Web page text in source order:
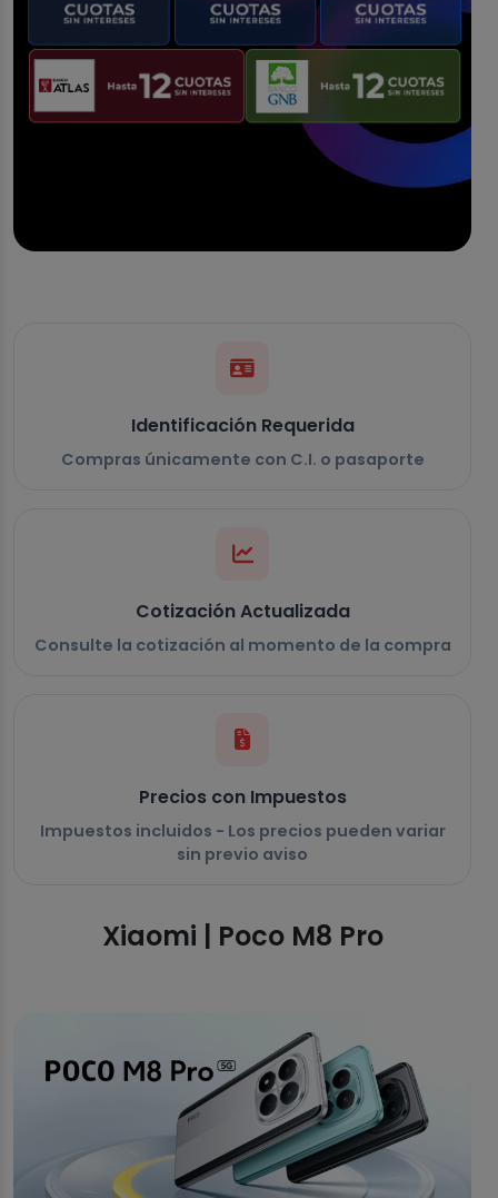
Identificación Requerida
Compras únicamente con C.I. o pasaporte
Cotización Actualizada
Consulte la cotización al momento de la compra
Precios con Impuestos
Impuestos incluidos - Los precios pueden variar
sin previo aviso
Xiaomi | Poco M8 Pro